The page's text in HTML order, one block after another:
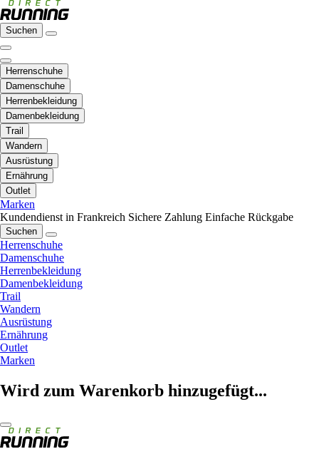
Suchen
Herrenschuhe
Damenschuhe
Herrenbekleidung
Damenbekleidung
Trail
Wandern
Ausrüstung
Ernährung
Outlet
Marken
Kundendienst in Frankreich Sichere Zahlung Einfache Rückgabe
Suchen
Herrenschuhe
Damenschuhe
Herrenbekleidung
Damenbekleidung
Trail
Wandern
Ausrüstung
Ernährung
Outlet
Marken
Wird zum Warenkorb hinzugefügt...